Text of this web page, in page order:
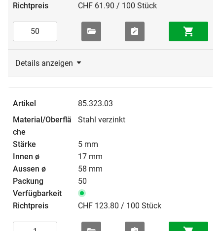
CHF 61.90 / 100 Stück
Details anzeigen
85.323.03
Stahl verzinkt
5 mm
17 mm
58 mm
50
CHF 123.80 / 100 Stück